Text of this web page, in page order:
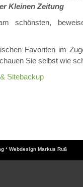
Kleinen Zeitung
schönsten,
Favoriten im
Sie selbst wie
Sitebackup
* Webdesign Markus Ruß